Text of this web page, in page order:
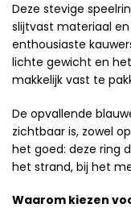
Deze stevige
slijtvast materiaal
enthousiaste
lichte gewicht en
makkelijk vast te
De opvallende
zichtbaar is, zowel
het goed: deze ring
het strand, bij het
Waarom kiezen